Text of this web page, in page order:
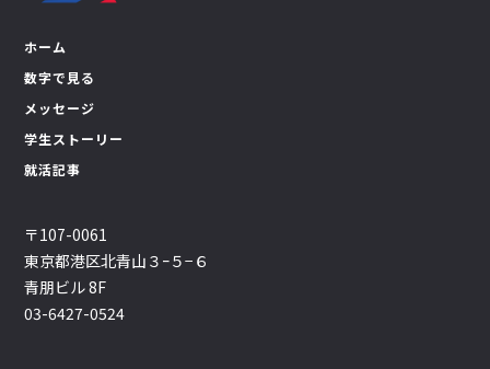
ホーム
数字で見る
メッセージ
学生ストーリー
就活記事
〒107-0061
東京都港区北青山３ｰ５−６
青朋ビル 8F
03-6427-0524